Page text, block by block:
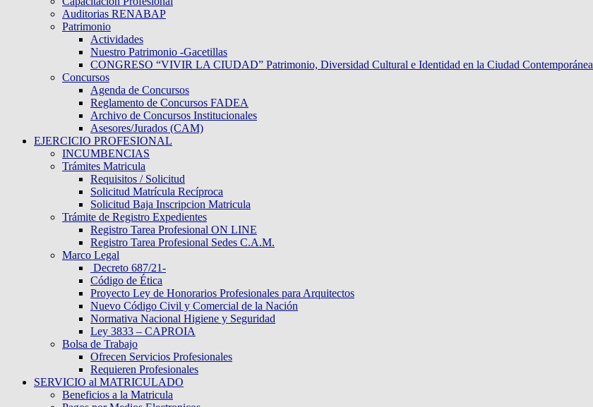
Auditorias RENABAP
Patrimonio
Actividades
Nuestro Patrimonio -Gacetillas
CONGRESO “VIVIR LA CIUDAD” Patrimonio, Diversidad Cultural e Identidad en la Ciudad Contemporánea
Concursos
Agenda de Concursos
Reglamento de Concursos FADEA
Archivo de Concursos Institucionales
Asesores/Jurados (CAM)
EJERCICIO PROFESIONAL
INCUMBENCIAS
Trámites Matricula
Requisitos / Solicitud
Solicitud Matrícula Recíproca
Solicitud Baja Inscripcion Matricula
Trámite de Registro Expedientes
Registro Tarea Profesional ON LINE
Registro Tarea Profesional Sedes C.A.M.
Marco Legal
Decreto 687/21-
Código de Ética
Proyecto Ley de Honorarios Profesionales para Arquitectos
Nuevo Código Civil y Comercial de la Nación
Normativa Nacional Higiene y Seguridad
Ley 3833 – CAPROIA
Bolsa de Trabajo
Ofrecen Servicios Profesionales
Requieren Profesionales
SERVICIO al MATRICULADO
Beneficios a la Matricula